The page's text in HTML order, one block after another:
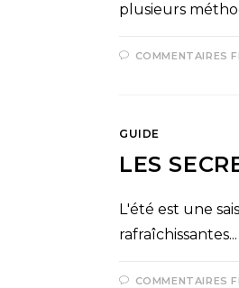
plusieurs
COMMENTAIRES
GUIDE
LES
L'été est une
COMMENTAIRES